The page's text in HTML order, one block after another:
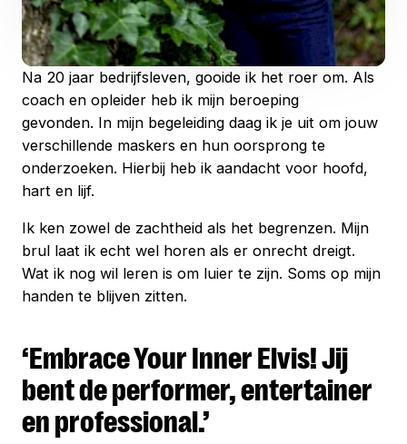
Na 20 jaar bedrijfsleven, gooide ik het roer om. Als
coach en opleider heb ik mijn beroeping
gevonden. In mijn begeleiding daag ik je uit om jouw
verschillende maskers en hun oorsprong te
onderzoeken. Hierbij heb ik aandacht voor hoofd,
hart en lijf.
Ik ken zowel de zachtheid als het begrenzen. Mijn
brul laat ik echt wel horen als er onrecht dreigt.
Wat ik nog wil leren is om luier te zijn. Soms op mijn
handen te blijven zitten.
‘Embrace Your Inner Elvis! Jij
bent de performer, entertainer
en professional.’